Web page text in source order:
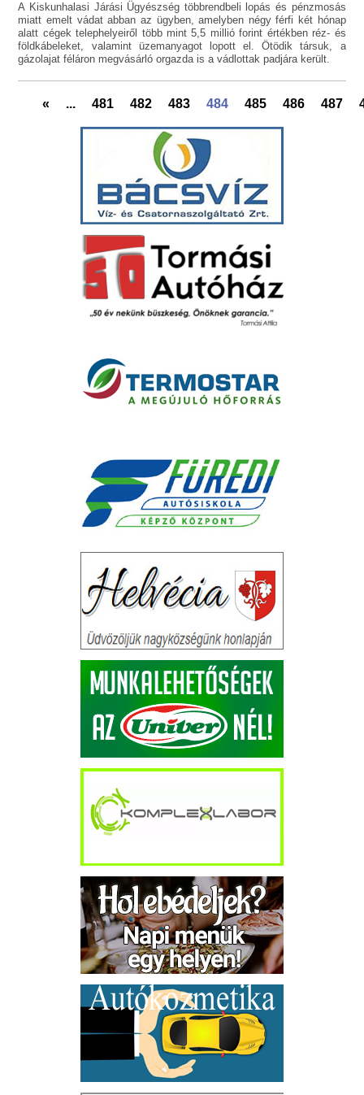
A Kiskunhalasi Járási Ügyészség többrendbeli lopás és pénzmosás
miatt emelt vádat abban az ügyben, amelyben négy férfi két hónap
alatt cégek telephelyeiről több mint 5,5 millió forint értékben réz- és
földkábeleket, valamint üzemanyagot lopott el. Ötödik társuk, a
gázolajat féláron megvásárló orgazda is a vádlottak padjára került.
« ... 481 482 483 484 485 486 487